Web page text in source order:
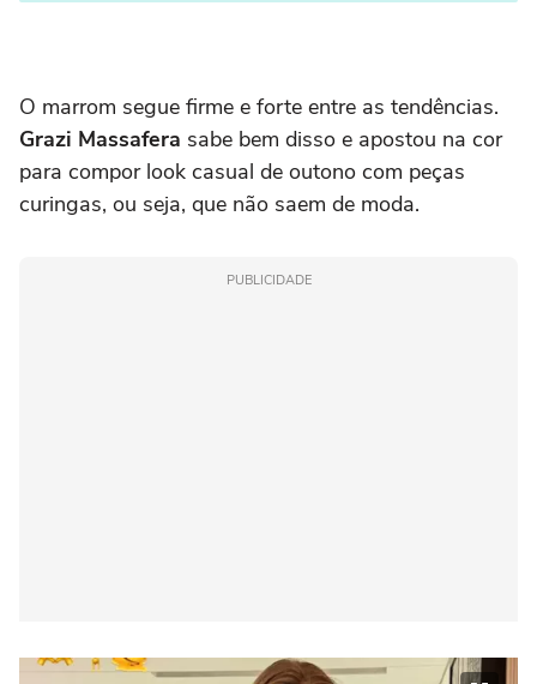
O marrom segue firme e forte entre as tendências.
Grazi Massafera sabe bem disso e apostou na cor
para compor look casual de outono com peças
curingas, ou seja, que não saem de moda.
PUBLICIDADE